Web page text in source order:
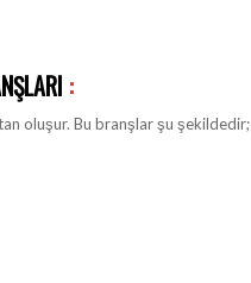
:
oluşur. Bu branşlar şu şekildedir;